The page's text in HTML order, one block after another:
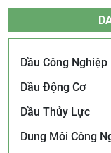
Dầu Công Nghiệp
Dầu Động Cơ
Dầu Thủy Lực
Dung Môi Công